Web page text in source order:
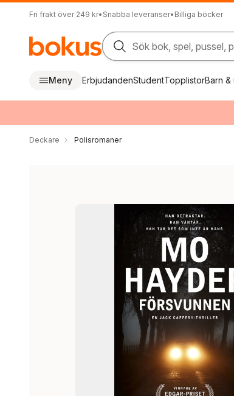
Fri frakt över 249 kr• Snabba leveranser• Billiga böcker
Sök bok, spel, pussel,
Meny ErbjudandenStudentTopplistorBarn &
Deckare Polisromaner